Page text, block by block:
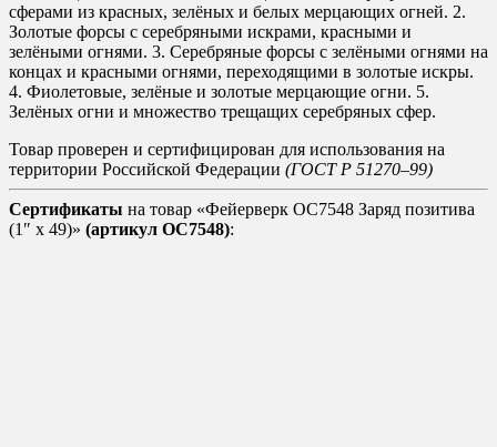
сферами из красных, зелёных и белых мерцающих огней. 2.
Золотые форсы с серебряными искрами, красными и
зелёными огнями. 3. Серебряные форсы с зелёными огнями на
концах и красными огнями, переходящими в золотые искры.
4. Фиолетовые, зелёные и золотые мерцающие огни. 5.
Зелёных огни и множество трещащих серебряных сфер.
Товар проверен и сертифицирован для использования на
территории Российской Федерации (ГОСТ Р 51270–99)
Сертификаты на товар «Фейерверк ОС7548 Заряд позитива
(1″ х 49)» (артикул ОС7548):